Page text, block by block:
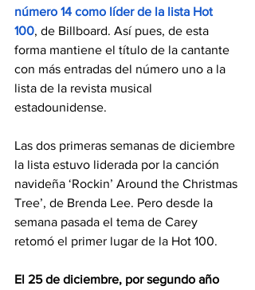
número 14 como líder de la lista Hot
100, de Billboard. Así pues, de esta
forma mantiene el título de la cantante
con más entradas del número uno a la
lista de la revista musical
estadounidense.
Las dos primeras semanas de diciembre
la lista estuvo liderada por la canción
navideña ‘Rockin’ Around the Christmas
Tree’, de Brenda Lee. Pero desde la
semana pasada el tema de Carey
retomó el primer lugar de la Hot 100.
El 25 de diciembre, por segundo año